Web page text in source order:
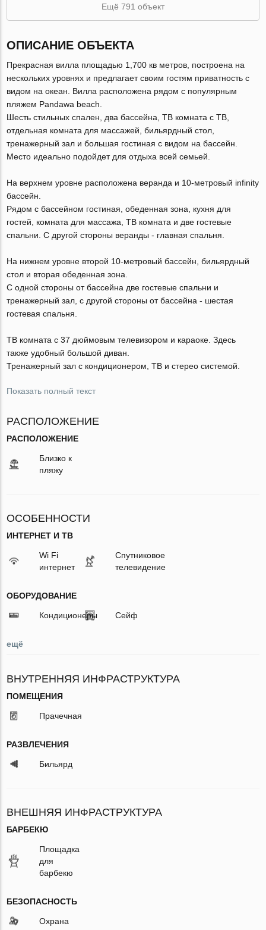
Ещё 791 объект
ОПИСАНИЕ ОБЪЕКТА
Прекрасная вилла площадью 1,700 кв метров, построена на
нескольких уровнях и предлагает своим гостям приватность с
видом на океан. Вилла расположена рядом с популярным
пляжем Pandawa beach.
Шесть стильных спален, два бассейна, ТВ комната с ТВ,
отдельная комната для массажей, бильярдный стол,
тренажерный зал и большая гостиная с видом на бассейн.
Место идеально подойдет для отдыха всей семьей.
На верхнем уровне расположена веранда и 10-метровый infinity
бассейн.
Рядом с бассейном гостиная, обеденная зона, кухня для
гостей, комната для массажа, ТВ комната и две гостевые
спальни. С другой стороны веранды - главная спальня.
На нижнем уровне второй 10-метровый бассейн, бильярдный
стол и вторая обеденная зона.
С одной стороны от бассейна две гостевые спальни и
тренажерный зал, с другой стороны от бассейна - шестая
гостевая спальня.
ТВ комната с 37 дюймовым телевизором и караоке. Здесь
также удобный большой диван.
Тренажерный зал с кондиционером, ТВ и стерео системой.
Показать полный текст
РАСПОЛОЖЕНИЕ
РАСПОЛОЖЕНИЕ
Близко к
пляжу
ОСОБЕННОСТИ
ИНТЕРНЕТ И ТВ
Wi Fi
интернет
Спутниковое
телевидение
ОБОРУДОВАНИЕ
Кондиционеры Сейф
ещё
ВНУТРЕННЯЯ ИНФРАСТРУКТУРА
ПОМЕЩЕНИЯ
Прачечная
РАЗВЛЕЧЕНИЯ
Бильярд
ВНЕШНЯЯ ИНФРАСТРУКТУРА
БАРБЕКЮ
Площадка
для
барбекю
БЕЗОПАСНОСТЬ
Охрана